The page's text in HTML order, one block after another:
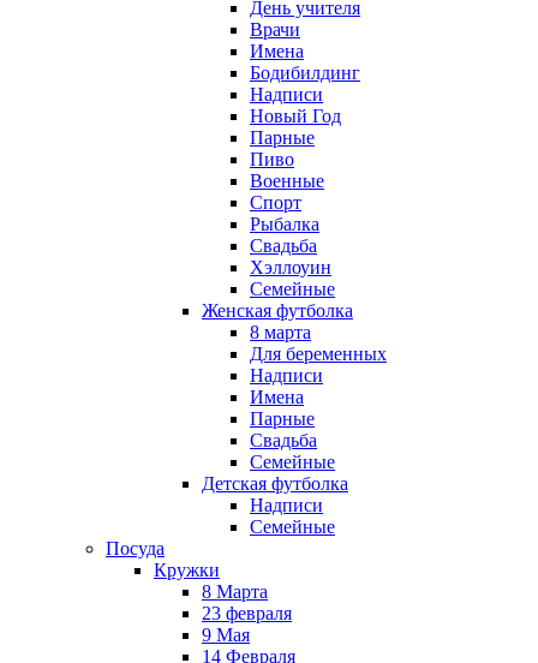
День учителя
Врачи
Имена
Бодибилдинг
Надписи
Новый Год
Парные
Пиво
Военные
Спорт
Рыбалка
Свадьба
Хэллоуин
Семейные
Женская футболка
8 марта
Для беременных
Надписи
Имена
Парные
Свадьба
Семейные
Детская футболка
Надписи
Семейные
Посуда
Кружки
8 Марта
23 февраля
9 Мая
14 Февраля